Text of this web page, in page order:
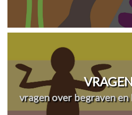
vragen over begraven